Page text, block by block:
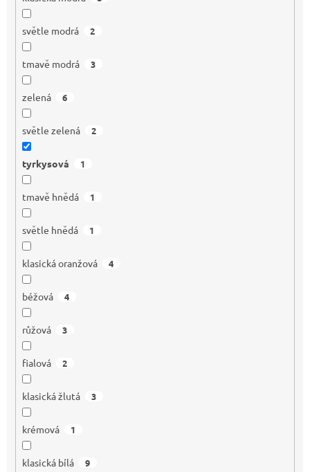
světle modrá 2
tmavě modrá 3
zelená 6
světle zelená 2
tyrkysová 1
tmavě hnědá 1
světle hnědá 1
klasická oranžová 4
béžová 4
růžová 3
fialová 2
klasická žlutá 3
krémová 1
klasická bílá 9